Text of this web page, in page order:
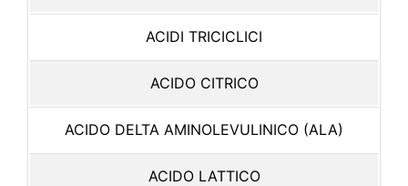
ACIDI TRICICLICI
ACIDO CITRICO
ACIDO DELTA AMINOLEVULINICO (ALA)
ACIDO LATTICO